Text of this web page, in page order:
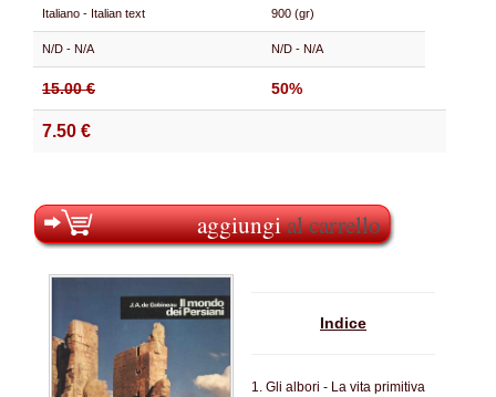
Italiano - Italian text 900 (gr)
N/D - N/A N/D - N/A
15.00 € 50%
7.50 €
aggiungial carrello
Indice
1. Gli albori - La vita primitiva